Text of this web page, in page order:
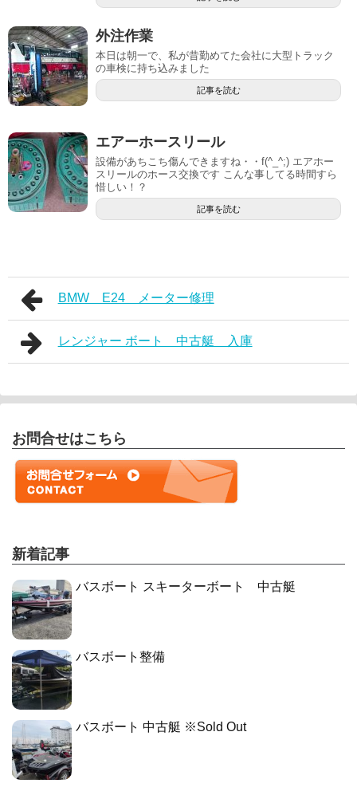
外注作業
本日は朝一で、私が昔勤めてた会社に大型トラック
の車検に持ち込みました
記事を読む
エアーホースリール
設備があちこち傷んできますね・・f(^_^;) エアホー
スリールのホース交換です こんな事してる時間すら
惜しい！？
記事を読む
BMW E24 メーター修理
レンジャー ボート 中古艇 入庫
お問合せはこちら
新着記事
バスボート スキーターボート 中古艇
バスボート整備
バスボート 中古艇 ※Sold Out